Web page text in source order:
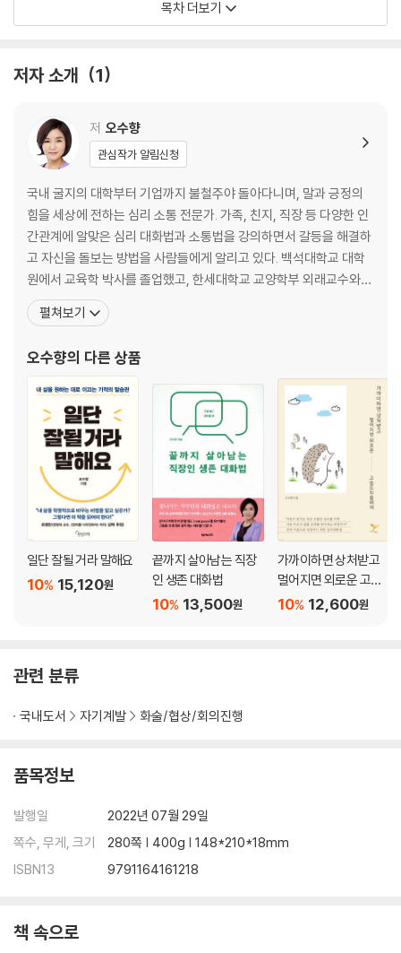
:: 끌리는 비언어로 무장하라 / 43
잘 들어주는 사람이 말도 잘한다
:: 묻고, 칭찬하고, 반응하라 / 65
:: 양보다 질이 먼저 / 72
:: 듣기만 해도 졸린 말의 비밀 / 78
:: 마음을 사로잡는 말은 따로 있다 / 84
:: 20분에 한 번은 웃겨라 / 91
:: 설득은 펀치로 시작해 터치로 끝난다 / 97
:: 어디서든 통하는 설득의 기술 / 103
:: 원하는 것을 얻어내는 협상의 노하우 / 110
Chapter 03
상대를 내 편으로 만드는 한 마디
:: 잘 잡은 키워드 하나가 열 마디보다 낫다 / 125
:: 3천900원짜리 도시락이 잘 팔리는 이유 / 131
:: 탄탄한 플롯에서 나오는 스토리텔링 / 137
:: 본질에 충실해야 통한다 / 144
:: ‘예스’를 부르는 반복의 힘 / 149
:: 가려운 곳을 정확히 긁어주는 질문 / 155
:: 득이 되는 대화를 싫어하는 사람은 없다 / 161
:: 누구나 출발점은 똑같다 / 169
:: 무대에 오른 뮤지컬 배우처럼 / 175
:: 궁금하게 만들면 성공한 것이다 / 182
:: 인문학 습관이 최고의 자산 / 194
:: 대화의 기본은 KISS / 205
:: 참기름 바른 듯 반짝이는 비유 / 210
:: 펄떡이는 열정을 보여주어라 / 222
Chapter 05
좋은 목소리는 타고 나는 것이 아니다
목차 더보기
저자 소개 1
저 오수향
관심작가 알림신청
국내 굴지의 대학부터 기업까지 불철주야 돌아다니며, 말과 긍정의
힘을 세상에 전하는 심리 소통 전문가. 가족, 친지, 직장 등 다양한 인
간관계에 알맞은 심리 대화법과 소통법을 강의하면서 갈등을 해결하
고 자신을 돌보는 방법을 사람들에게 알리고 있다. 백석대학교 대학
원에서 교육학 박사를 졸업했고, 한세대학교 교양학부 외래교수와
한국방송통신대학교 프라임칼리지 전담강사를 역임했다. 유수의 기
업과 기관, 학교 등에서 2,000여 회 이상 강연하며 남녀노소 다양한
의 프로그램에 출연하였으며, EBS <육아학교 PIN
펼쳐보기
오수향의 다른 상품
일단 잘될 거라 말해요
15,120원
10%
끝까지 살아남는 직장
인 생존 대화법
13,500원
10%
가까이하면 상처받고
멀어지면 외로운 고슴
도치들에게12,600원
10%
관련 분류
국내도서 자기계발 화술/협상/회의진행
품목정보
발행일
2022년 07월 29일
쪽수, 무게, 크기
280쪽 | 400g | 148*210*18mm
ISBN13
9791164161218
책 속으로